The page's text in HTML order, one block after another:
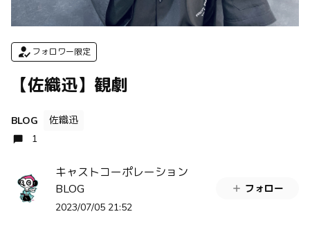
フォロワー限定
【佐織迅】観劇
BLOG
佐織迅
1
キャストコーポレーション
BLOG
2023/07/05 21:52
フォロー